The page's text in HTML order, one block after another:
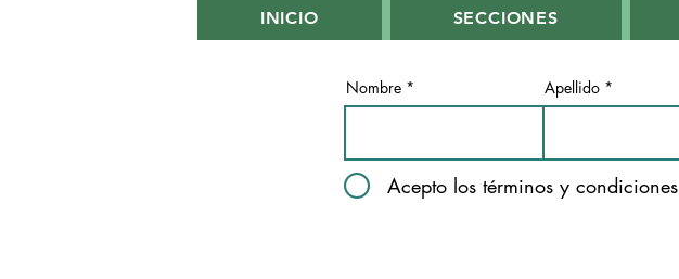
INICIO SECCIONES
Nombre Apellido
Acepto los términos y condiciones